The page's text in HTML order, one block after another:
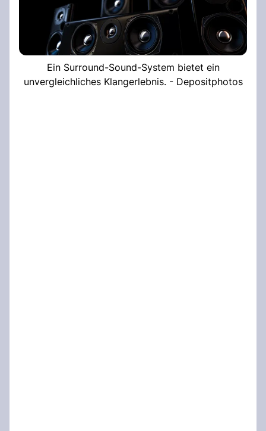
Ein Surround-Sound-System bietet ein
unvergleichliches Klangerlebnis. - Depositphotos